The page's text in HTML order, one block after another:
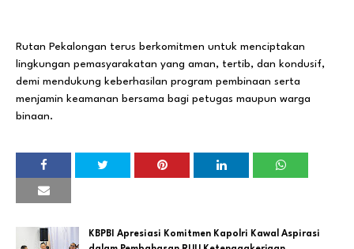
Rutan Pekalongan terus berkomitmen untuk menciptakan
lingkungan pemasyarakatan yang aman, tertib, dan kondusif,
demi mendukung keberhasilan program pembinaan serta
menjamin keamanan bersama bagi petugas maupun warga
binaan.
KBPBI Apresiasi Komitmen Kapolri Kawal Aspirasi